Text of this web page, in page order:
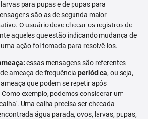
para pupas e de pupas para
são as de segunda maior
O usuário deve checar os registros de
aqueles que estão indicando mudança de
ação foi tomada para resolvê-los.
essas mensagens são referentes
ameaça de frequência periódica, ou seja,
que podem se repetir após
exemplo, podemos considerar um
Uma calha precisa ser checada
água parada, ovos, larvas, pupas,